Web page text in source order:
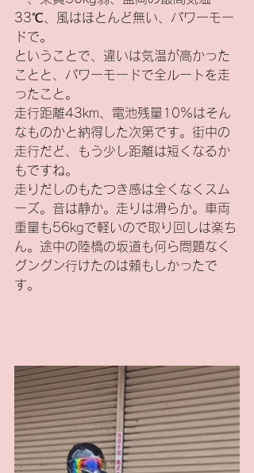
33℃、風はほとんど無い、パワーモー
ドで。
ということで、違いは気温が高かった
ことと、パワーモードで全ルートを走
ったこと。
走行距離43km、電池残量10%はそん
なものかと納得した次第です。街中の
走行だど、もう少し距離は短くなるか
もですね。
走りだしのもたつき感は全くなくスム
ーズ。音は静か。走りは滑らか。車両
重量も56kgで軽いので取り回しは楽ち
ん。途中の陸橋の坂道も何ら問題なく
グングン行けたのは頼もしかったで
す。